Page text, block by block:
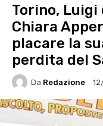
Torino,
Chiara
placare la
perdita del
Da Redazione